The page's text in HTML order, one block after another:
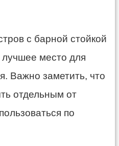
с барной стойкой
лучшее место для
Важно заметить, что
отдельным от
по